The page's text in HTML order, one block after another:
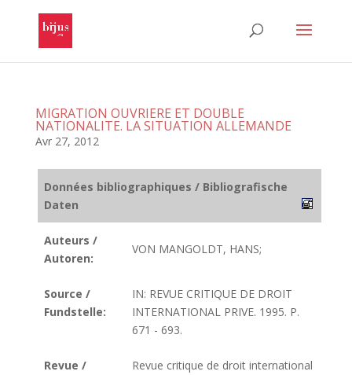
MIGRATION OUVRIERE ET DOUBLE
NATIONALITE. LA SITUATION ALLEMANDE
Avr 27, 2012
Données bibliographiques / Bibliografische
Daten
Auteurs /
Autoren:
VON MANGOLDT, HANS;
Source /
Fundstelle:
IN: REVUE CRITIQUE DE DROIT
INTERNATIONAL PRIVE. 1995. P.
671 - 693.
Revue /
Revue critique de droit international